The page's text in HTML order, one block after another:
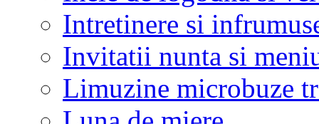
Intretinere si
Invitatii nunta si
Limuzine microbuze